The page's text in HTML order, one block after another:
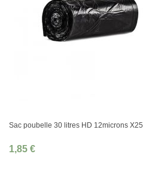
Sac poubelle 30 litres HD 12microns X25
1,85 €